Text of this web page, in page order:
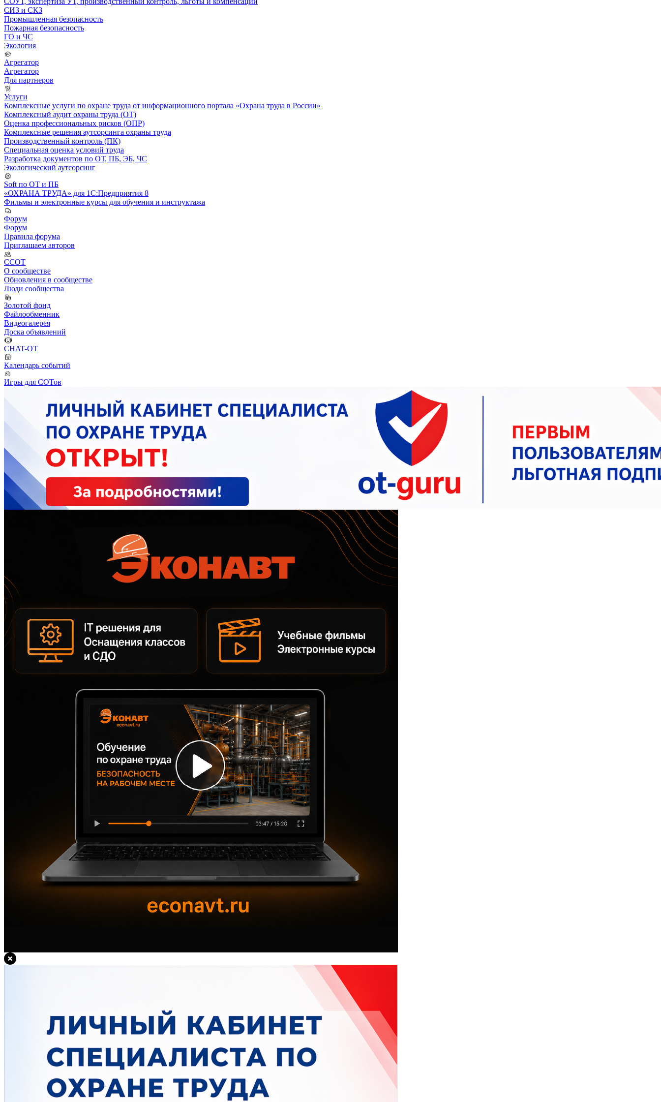
СИЗ и СКЗ
Промышленная безопасность
Пожарная безопасность
ГО и ЧС
Экология
Агрегатор
Агрегатор
Для партнеров
Услуги
Комплексные услуги по охране труда от информационного портала «Охрана труда в России»
Комплексный аудит охраны труда (ОТ)
Оценка профессиональных рисков (ОПР)
Комплексные решения аутсорсинга охраны труда
Производственный контроль (ПК)
Специальная оценка условий труда
Разработка документов по ОТ, ПБ, ЭБ, ЧС
Экологический аутсорсинг
Soft по ОТ и ПБ
«ОХРАНА ТРУДА» для 1С:Предприятия 8
Фильмы и электронные курсы для обучения и инструктажа
Форум
Форум
Правила форума
Приглашаем авторов
ССОТ
О сообществе
Обновления в сообществе
Люди сообщества
Золотой фонд
Файлообменник
Видеогалерея
Доска объявлений
CHAT-OT
Календарь событий
Игры для СОТов